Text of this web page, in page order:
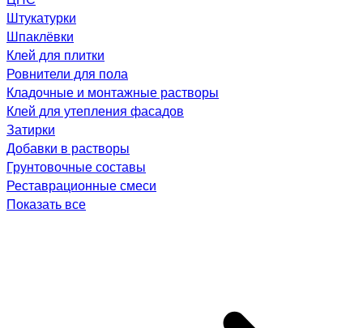
Штукатурки
Шпаклёвки
Клей для плитки
Ровнители для пола
Кладочные и монтажные растворы
Клей для утепления фасадов
Затирки
Добавки в растворы
Грунтовочные составы
Реставрационные смеси
Показать все